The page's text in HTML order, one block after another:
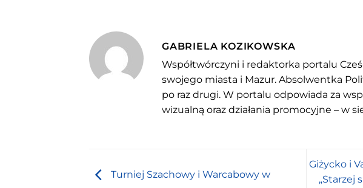
GABRIELA KOZIKOWSKA
Współtwórczyni i redaktorka portalu
swojego miasta i Mazur. Absolwentka
po raz drugi. W portalu odpowiada za
wizualną oraz działania promocyjne – w
Turniej Szachowy i Warcabowy w
Giżycko i
„Starzej